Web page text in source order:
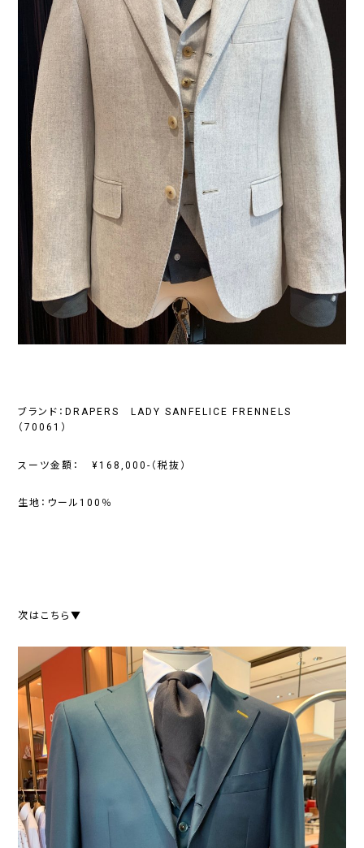
ブランド：DRAPERS LADY SANFELICE FRENNELS
（70061）
スーツ金額： ¥168,000-（税抜）
生地：ウール100％
次はこちら▼